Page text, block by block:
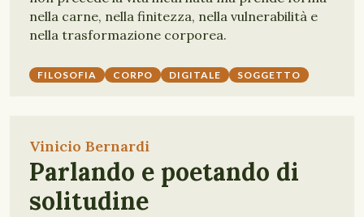
nella carne, nella finitezza, nella vulnerabilità e
nella trasformazione corporea.
FILOSOFIA CORPO DIGITALE SOGGETTO
Vinicio Bernardi
Parlando e poetando di
solitudine